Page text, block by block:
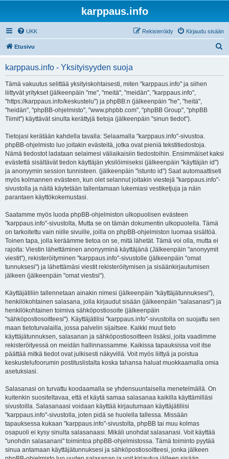
karppaus.info
UKK Kirjaudu sisään
Rekisteröidy
Etusivu
karppaus.info - Yksityisyyden suoja
Tämä vakuutus selittää yksityiskohtaisesti, miten "karppaus.info" ja siihen
liittyvät yritykset (jälkeenpäin "me", "meitä", "meidän", "karppaus.info",
"https://karppaus.info/keskustelu") ja phpBB:n (jälkeenpäin "he", "heitä",
"heidän", "phpBB-ohjelmisto", "www.phpbb.com", "phpBB Group", "phpBB
Tiimit") käyttävät sinulta kerättyjä tietoja (jälkeenpäin "sinun tiedot").
Tietojasi kerätään kahdella tavalla: Selaamalla "karppaus.info"-sivustoa.
phpBB-ohjelmisto luo joitakin evästeitä, jotka ovat pieniä tekstitiedostoja.
Nämä tiedostot ladataan selaimesi väliaikaisiin tiedostoihin. Ensimmäiset kaksi
evästettä sisältävät tiedon käyttäjän yksilöimiseksi (jälkeenpäin "käyttäjän id")
ja anonyymin session tunnisteen. (jälkeenpäin "istunto id") Saat automaattiseti
myös kolmannen evästeen, kun olet selannut joitakin viestejä "karppaus.info"-
sivustolla ja näitä käytetään tallentamaan lukemiasi vestiketjuja ja näin
parantaen käyttökokemustasi.
Saatamme myös luoda phpBB-ohjelmiston ulkopuolisen evästeen
"karppaus.info"-sivustolta, Mutta se on tämän dokumentin ulkopuolella. Tämä
on tarkoitettu vain niille sivuille, joilla on phpBB-ohjelmiston luomaa sisältöä.
Toinen tapa, jolla keräämme tietoa on se, mitä lähetät. Tämä voi olla, mutta ei
rajoita: Viestin lähettäminen anonyyminä käyttäjänä (Jälkeenpäin "anonyymit
viestit"), rekisteröityminen "karppaus.info"-sivustolle (jälkeenpäin "omat
tunnuksesi") ja lähettämäsi viestit rekisteröitymisen ja sisäänkirjautumisen
jälkeen (jälkeenpäin "omat viestisi").
Käyttäjätiliin tallennetaan ainakin nimesi (jälkeenpäin "käyttäjätunnuksesi"),
henkilökohtainen salasana, jolla kirjaudut sisään (jälkeenpäin "salasanasi") ja
henkilökohtainen toimiva sähköpostiosoite (jälkeenpäin
"sähköpostiosoitteesi"). Käyttäjätilisi "karppaus.info"-sivustolla on suojattu sen
maan tietoturvalailla, jossa palvelin sijaitsee. Kaikki muut tieto
käyttäjätunnuksen, salasanan ja sähköpostiosoitteen lisäksi, joita vaadimme
rekisteröityessä on meidän hallinnassamme. Kaikissa tapauksissa voit itse
päättää mitkä tiedot ovat julkisesti näkyvillä. Voit myös liittyä ja poistua
keskustelufoorumin postituslistalta koska tahansa haluat muokkaamalla omia
asetuksiasi.
Salasanasi on turvattu koodaamalla se yhdensuuntaisella menetelmällä. On
kuitenkin suositeltavaa, että et käytä samaa salasanaa kaikilla käyttämilläsi
sivustoilla. Salasanaasi voidaan käyttää kirjautumaan käyttäjätiliisi
"karppaus.info"-sivustolla, joten pidä se huolella tallessa. Missään
tapauksessa kukaan "karppaus.info"-sivustolta, phpBB tai muu kolmas
osapuoli ei kysy sinulta salasanaasi. Mikäli unohdat salasanasi. Voit käyttää
"unohdin salasanani" toimintoa phpBB-ohjelmistossa. Tämä toiminto pyytää
sinua antamaan käyttäjätunnuksesi ja sähköpostiosoitteesi, jonka jälkeen